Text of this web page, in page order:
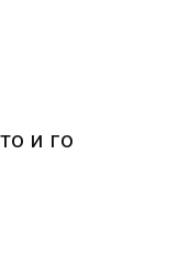
и го